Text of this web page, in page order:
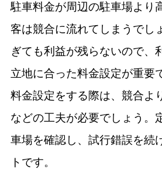
駐車料金が周辺の駐車場より
客は競合に流れてしまうでし
ぎても利益が残らないので、
立地に合った料金設定が重要
料金設定をする際は、競合よ
などの工夫が必要でしょう。
車場を確認し、試行錯誤を続
トです。